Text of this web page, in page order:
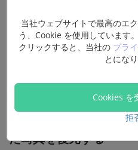
方法2：専門家に頼ん
た写真を復元する
当社ウェブサイトで最高のエ
う、Cookie を使用しています
クリックすると、当社の プラ
とになり
Cookies を
拒